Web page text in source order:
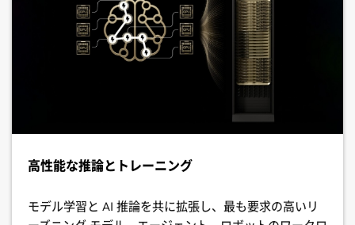
高性能な推論とトレーニング
モデル学習と AI 推論を共に拡張し、最も要求の高いリ